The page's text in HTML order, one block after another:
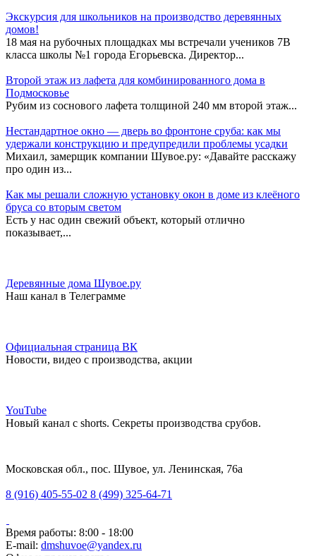
Экскурсия для школьников на производство деревянных
домов!
18 мая на рубочных площадках мы встречали учеников 7В
класса школы №1 города Егорьевска. Директор...
Второй этаж из лафета для комбинированного дома в
Подмосковье
Рубим из соснового лафета толщиной 240 мм второй этаж...
Нестандартное окно — дверь во фронтоне сруба: как мы
удержали конструкцию и предупредили проблемы усадки
Михаил, замерщик компании Шувое.ру: «Давайте расскажу
про один из...
Как мы решали сложную установку окон в доме из клеёного
бруса со вторым светом
Есть у нас один свежий объект, который отлично
показывает,...
Деревянные дома Шувое.ру
Наш канал в Телеграмме
Официальная страница ВК
Новости, видео с производства, акции
YouTube
Новый канал с shorts. Секреты производства срубов.
Московская обл., пос. Шувое, ул. Ленинская, 76а
8 (916) 405-55-02 8 (499) 325-64-71
Время работы: 8:00 - 18:00
E-mail: dmshuvoe@yandex.ru